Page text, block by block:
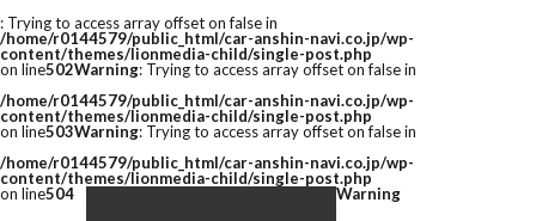
: Trying to access array offset on false in
/home/r0144579/public_html/car-anshin-navi.co.jp/wp-
content/themes/lionmedia-child/single-post.php
on line502Warning: Trying to access array offset on false in
/home/r0144579/public_html/car-anshin-navi.co.jp/wp-
content/themes/lionmedia-child/single-post.php
on line503Warning: Trying to access array offset on false in
/home/r0144579/public_html/car-anshin-navi.co.jp/wp-
content/themes/lionmedia-child/single-post.php
on line504 Warning